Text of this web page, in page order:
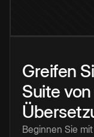
Greifen
Suite
Beginnen Sie